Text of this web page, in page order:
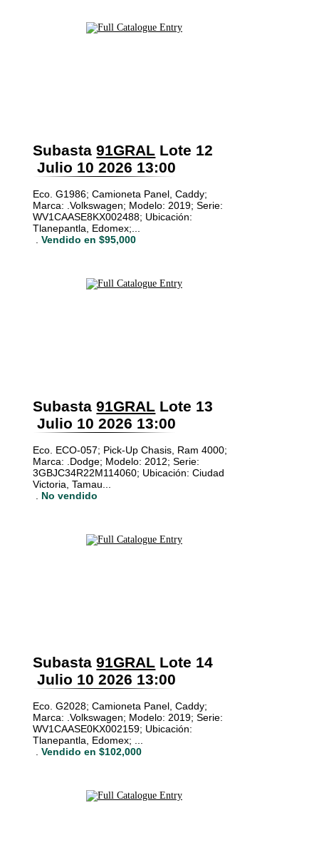
Subasta 91GRAL Lote 12
Julio 10 2026 13:00
Eco. G1986; Camioneta Panel, Caddy;
Marca: .Volkswagen; Modelo: 2019; Serie:
WV1CAASE8KX002488; Ubicación:
Tlanepantla, Edomex;...
Vendido en $95,000
Subasta 91GRAL Lote 13
Julio 10 2026 13:00
Eco. ECO-057; Pick-Up Chasis, Ram 4000;
Marca: .Dodge; Modelo: 2012; Serie:
3GBJC34R22M114060; Ubicación: Ciudad
Victoria, Tamau...
No vendido
Subasta 91GRAL Lote 14
Julio 10 2026 13:00
Eco. G2028; Camioneta Panel, Caddy;
Marca: .Volkswagen; Modelo: 2019; Serie:
WV1CAASE0KX002159; Ubicación:
Tlanepantla, Edomex; ...
Vendido en $102,000